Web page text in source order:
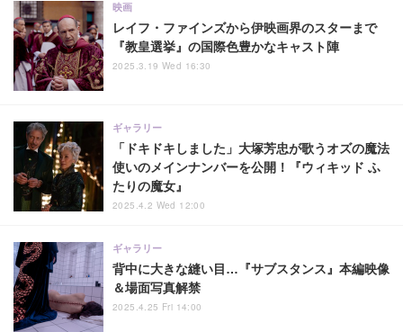
レイフ・ファインズから伊映画界のスターまで
『教皇選挙』の国際色豊かなキャスト陣
映画
2025.3.19 Wed 16:30
「ドキドキしました」大塚芳忠が歌うオズの魔法
使いのメインナンバーを公開！『ウィキッド ふ
たりの魔女』
ギャラリー
2025.4.2 Wed 12:00
背中に大きな縫い目…『サブスタンス』本編映像
＆場面写真解禁
ギャラリー
2025.4.25 Fri 14:00